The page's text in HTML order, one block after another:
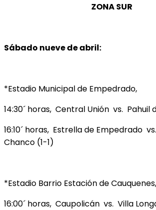
ZONA SUR
Sábado nueve de abril:
*Estadio Municipal de Empedrado,
14:30´ horas, Central Unión vs.
16:10´ horas, Estrella de Empedrado
Chanco (1-1)
*Estadio Barrio Estación de Cauquenes,
16:00´ horas, Caupolicán vs. Villa